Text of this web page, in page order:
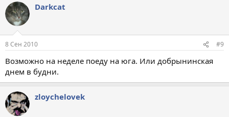
Darkcat
8 Сен 2010 #9
Возможно на неделе поеду на юга. Или добрынинская
днем в будни.
zloychelovek